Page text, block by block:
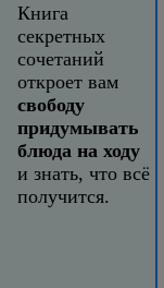
Книга
секретных
сочетаний
откроет вам
свободу
придумывать
блюда на ходу
и знать, что всё
получится.